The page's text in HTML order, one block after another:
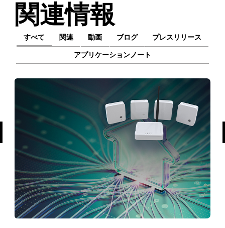
関連情報
すべて 関連 動画 ブログ
プレスリリース
アプリケーションノート